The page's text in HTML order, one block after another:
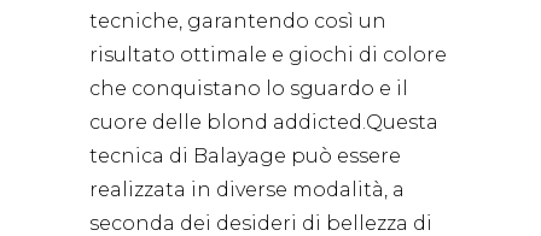
tecniche, garantendo così un
risultato ottimale e giochi di colore
che conquistano lo sguardo e il
cuore delle blond addicted.Questa
tecnica di Balayage può essere
realizzata in diverse modalità, a
seconda dei desideri di bellezza di